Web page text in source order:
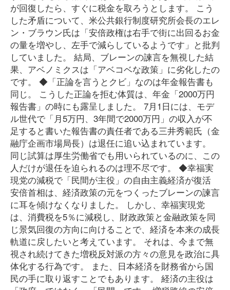
が回復したら、すぐに税金を取ろうとします。 こう
した矛盾について、米公共銀行制度研究所会長のエレ
ン・ブラウン氏は「安倍政権は右手で街に出回るお金
の量を増やし、左手で減らしているようです」と批判
していました。 結局、ブレーンの諫言を無視した結
果、アベノミクスは「アベコベな政策」に劣化したの
です。 ◆「正論を言うとクビ」なのは年金報告書も
同じ。 こうした正論を拒む体質は、年金「2000万円
報告書」の時にも露呈しました。 7月1日には、モデ
ル世代で「月5万円、3年間で2000万円」の収入が不
足すると書いた報告書の責任者である三井秀範氏（金
融庁企画市場局長）は退任に追い込まれています。
同じ試算は厚生労働省でも用いられているのに、この
人だけが退任を迫られるのは理不尽です。 ◆幸福実
現党の減税で「民間が主役」の自由主義経済が復活
安倍首相は、経済政策の元をつくったブレーンの諫言
に耳を傾けなくなりました。 しかし、幸福実現党
は、消費税を5％に減税し、財政政策と金融政策を同
じ景気回復の方向に向けることで、経済を本来の成長
軌道に戻したいと考えています。 それは、今まで無
視され続けてきた増税反対派の方々の意見を政治に具
体化する行為です。 また、日本経済を財務省から国
民の手に取り返すことでもあります。 経済の主役は